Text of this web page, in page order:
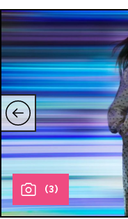
Vedete
(3)